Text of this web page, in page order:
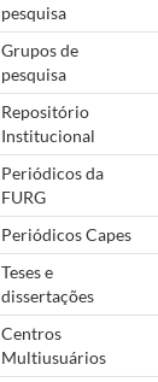
pesquisa
Grupos de
pesquisa
Repositório
Institucional
Periódicos da
FURG
Periódicos Capes
Teses e
dissertações
Centros
Multiusuários